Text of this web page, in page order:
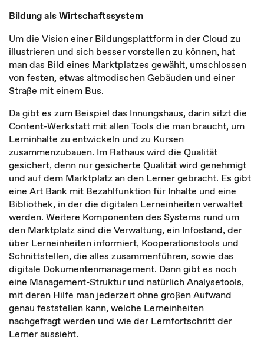
Bildung als Wirtschaftssystem
Um die Vision einer Bildungsplattform in der Cloud zu
illustrieren und sich besser vorstellen zu können, hat
man das Bild eines Marktplatzes gewählt, umschlossen
von festen, etwas altmodischen Gebäuden und einer
Straße mit einem Bus.
Da gibt es zum Beispiel das Innungshaus, darin sitzt die
Content-Werkstatt mit allen Tools die man braucht, um
Lerninhalte zu entwickeln und zu Kursen
zusammenzubauen. Im Rathaus wird die Qualität
gesichert, denn nur gesicherte Qualität wird genehmigt
und auf dem Marktplatz an den Lerner gebracht. Es gibt
eine Art Bank mit Bezahlfunktion für Inhalte und eine
Bibliothek, in der die digitalen Lerneinheiten verwaltet
werden. Weitere Komponenten des Systems rund um
den Marktplatz sind die Verwaltung, ein Infostand, der
über Lerneinheiten informiert, Kooperationstools und
Schnittstellen, die alles zusammenführen, sowie das
digitale Dokumentenmanagement. Dann gibt es noch
eine Management-Struktur und natürlich Analysetools,
mit deren Hilfe man jederzeit ohne großen Aufwand
genau feststellen kann, welche Lerneinheiten
nachgefragt werden und wie der Lernfortschritt der
Lerner aussieht.